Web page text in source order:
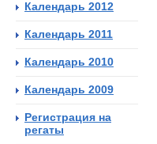
Календарь 2012
Календарь 2011
Календарь 2010
Календарь 2009
Регистрация на
регаты